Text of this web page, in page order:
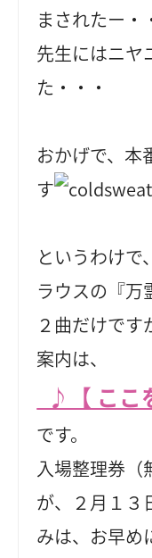
まされたー・
先生にはニヤ
た・・・
おかげで、本
す
というわけで
ラウスの『万
２曲だけで
案内は、
♪【 ここ
です。
入場整理券（
が、２月１３
みは、お早め